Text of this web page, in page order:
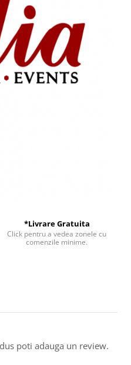
*Livrare Gratuita
Click pentru a vedea zonele cu
comenzile minime.
poti adauga un review.